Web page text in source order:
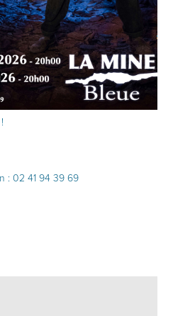
: 02 41 94 39 69